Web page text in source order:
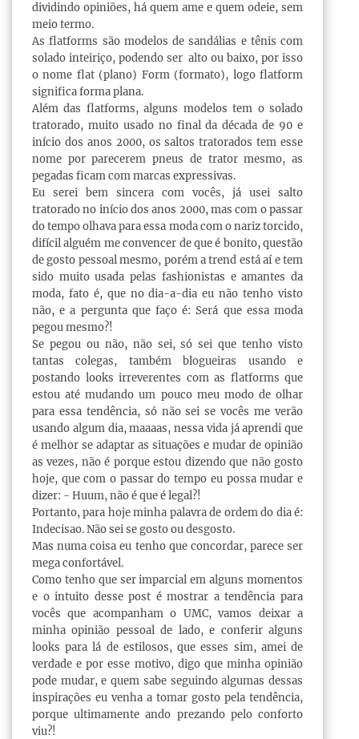
dividindo opiniões, há quem ame e quem odeie, sem
meio termo.
As flatforms são modelos de sandálias e tênis com
solado inteiriço, podendo ser alto ou baixo, por isso
o nome flat (plano) Form (formato), logo flatform
significa forma plana.
Além das flatforms, alguns modelos tem o solado
tratorado, muito usado no final da década de 90 e
início dos anos 2000, os saltos tratorados tem esse
nome por parecerem pneus de trator mesmo, as
pegadas ficam com marcas expressivas.
Eu serei bem sincera com vocês, já usei salto
tratorado no início dos anos 2000, mas com o passar
do tempo olhava para essa moda com o nariz torcido,
difícil alguém me convencer de que é bonito, questão
de gosto pessoal mesmo, porém a trend está aí e tem
sido muito usada pelas fashionistas e amantes da
moda, fato é, que no dia-a-dia eu não tenho visto
não, e a pergunta que faço é: Será que essa moda
pegou mesmo?!
Se pegou ou não, não sei, só sei que tenho visto
tantas colegas, também blogueiras usando e
postando looks irreverentes com as flatforms que
estou até mudando um pouco meu modo de olhar
para essa tendência, só não sei se vocês me verão
usando algum dia, maaaas, nessa vida já aprendi que
é melhor se adaptar as situações e mudar de opinião
as vezes, não é porque estou dizendo que não gosto
hoje, que com o passar do tempo eu possa mudar e
dizer: - Huum, não é que é legal?!
Portanto, para hoje minha palavra de ordem do dia é:
Indecisao. Não sei se gosto ou desgosto.
Mas numa coisa eu tenho que concordar, parece ser
mega confortável.
Como tenho que ser imparcial em alguns momentos
e o intuito desse post é mostrar a tendência para
vocês que acompanham o UMC, vamos deixar a
minha opinião pessoal de lado, e conferir alguns
looks para lá de estilosos, que esses sim, amei de
verdade e por esse motivo, digo que minha opinião
pode mudar, e quem sabe seguindo algumas dessas
inspirações eu venha a tomar gosto pela tendência,
porque ultimamente ando prezando pelo conforto
viu?!